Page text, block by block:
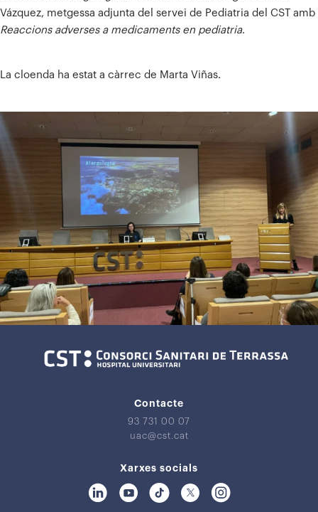
Vázquez, metgessa adjunta del servei de Pediatria del CST amb
Reaccions adverses a medicaments en pediatria.
La cloenda ha estat a càrrec de Marta Viñas.
Contacte
93 731 00 07
uac@cst.cat
Xarxes socials